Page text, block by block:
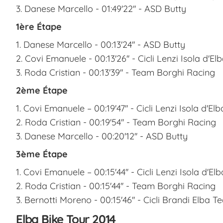
3. Danese Marcello - 01:49'22'' - ASD Butty
1ère Étape
1. Danese Marcello - 00:13'24'' - ASD Butty
2. Covi Emanuele - 00:13'26'' - Cicli Lenzi Isola
3. Roda Cristian - 00:13'39'' - Team Borghi Racing
2ème Étape
1. Covi Emanuele – 00:19'47'' - Cicli Lenzi Isola
2. Roda Cristian - 00:19'54'' - Team Borghi Racing
3. Danese Marcello - 00:20'12'' - ASD Butty
3ème Étape
1. Covi Emanuele – 00:15'44'' - Cicli Lenzi Isola
2. Roda Cristian - 00:15'44'' - Team Borghi Racing
3. Bernotti Moreno - 00:15'46'' - Cicli Brandi Elba
Elba Bike Tour 2014